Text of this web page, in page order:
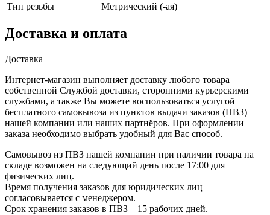
Тип резьбы
Метрический (-ая)
Доставка и оплата
Доставка
Интернет-магазин выполняет доставку любого товара
собственной Службой доставки, сторонними курьерскими
службами, а также Вы можете воспользоваться услугой
бесплатного самовывоза из пунктов выдачи заказов (ПВЗ)
нашей компании или наших партнёров. При оформлении
заказа необходимо выбрать удобный для Вас способ.
Самовывоз из ПВЗ нашей компании при наличии товара на
складе возможен на следующий день после 17:00 для
физических лиц.
Время получения заказов для юридических лиц
согласовывается с менеджером.
Срок хранения заказов в ПВЗ – 15 рабочих дней.